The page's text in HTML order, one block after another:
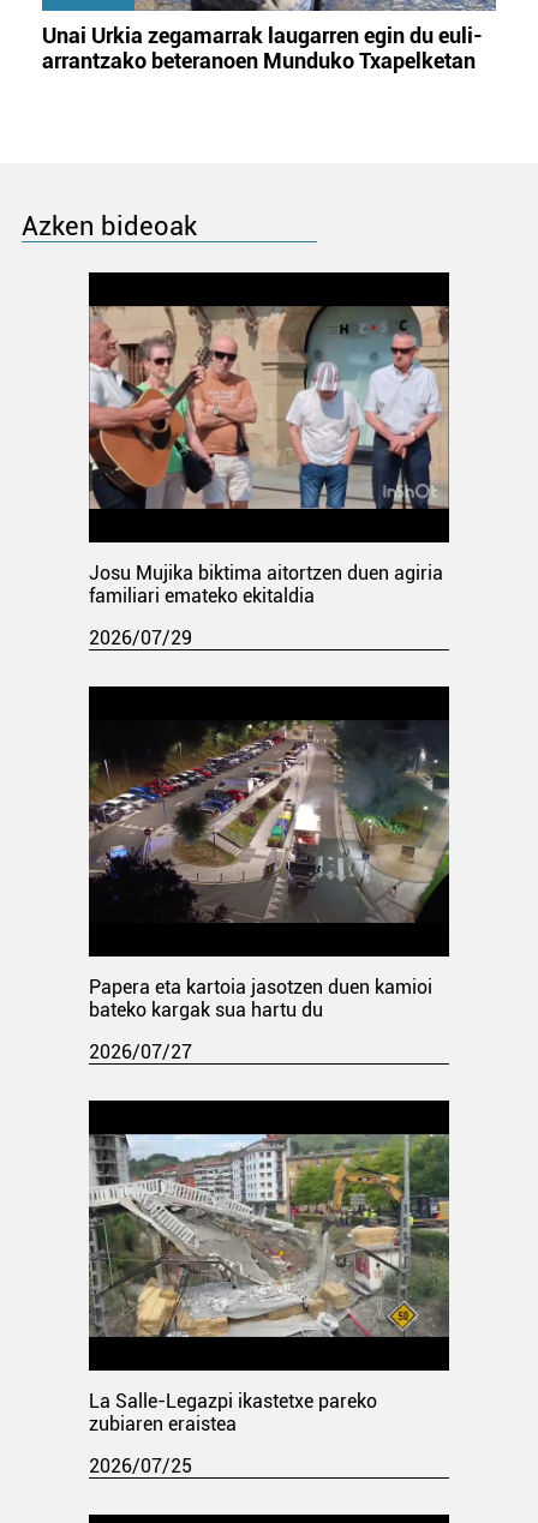
Unai Urkia zegamarrak laugarren egin du euli-
arrantzako beteranoen Munduko Txapelketan
Azken bideoak
Josu Mujika biktima aitortzen duen agiria
familiari emateko ekitaldia
2026/07/29
Papera eta kartoia jasotzen duen kamioi
bateko kargak sua hartu du
2026/07/27
La Salle-Legazpi ikastetxe pareko
zubiaren eraistea
2026/07/25